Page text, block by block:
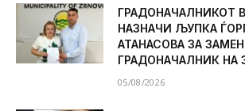
ГРАДОНАЧАЛНИКОТ
НАЗНАЧИ ЉУПКА
АТАНАСОВА ЗА
ГРАДОНАЧАЛНИК НА
05/08/2026